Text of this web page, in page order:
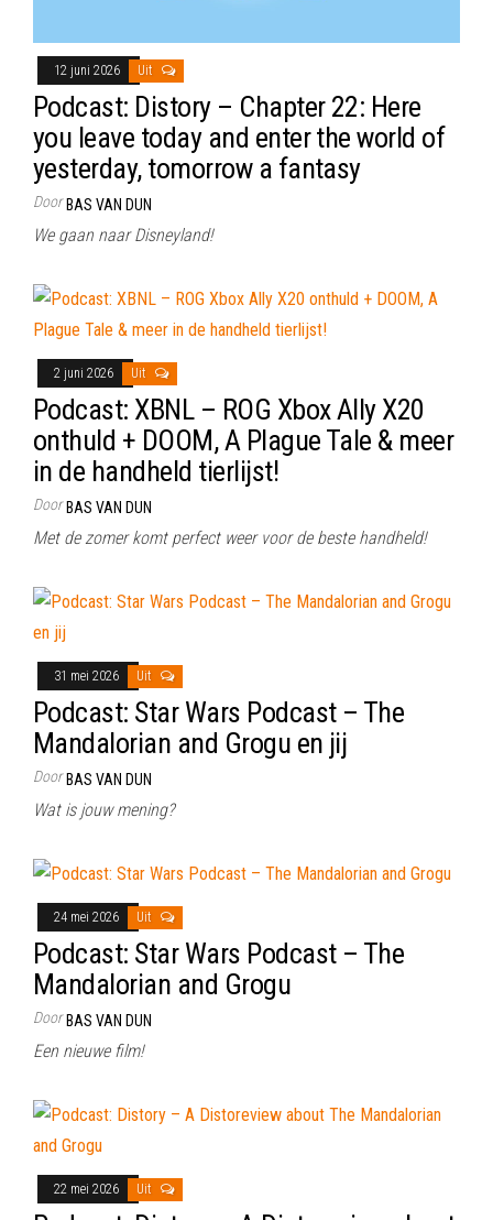
12 juni 2026 Uit
Podcast: Distory – Chapter 22: Here
you leave today and enter the world of
yesterday, tomorrow a fantasy
Door BAS VAN DUN
We gaan naar Disneyland!
2 juni 2026 Uit
Podcast: XBNL – ROG Xbox Ally X20
onthuld + DOOM, A Plague Tale & meer
in de handheld tierlijst!
Door BAS VAN DUN
Met de zomer komt perfect weer voor de beste handheld!
31 mei 2026 Uit
Podcast: Star Wars Podcast – The
Mandalorian and Grogu en jij
Door BAS VAN DUN
Wat is jouw mening?
24 mei 2026 Uit
Podcast: Star Wars Podcast – The
Mandalorian and Grogu
Door BAS VAN DUN
Een nieuwe film!
22 mei 2026 Uit